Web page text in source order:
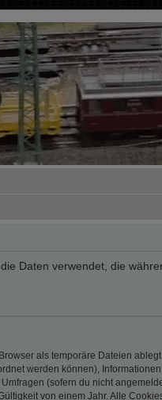
Daten verwendet, die
als temporäre Dateien
werden können),
(sofern du nicht
von einem Jahr. Alle